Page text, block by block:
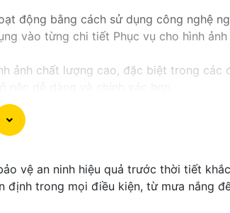
động bằng cách sử dụng công nghệ
vào từng chi tiết Phục vụ cho hình
ảnh chất lượng cao, đặc biệt trong các
vệ an ninh hiệu quả trước thời tiết
trong mọi điều kiện, từ mưa nắng